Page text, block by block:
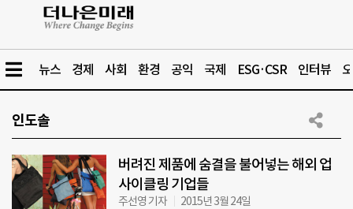
뉴스 경제 사회 환경 공익 국제 ESG·CSR 인터뷰
인도솔
버려진 제품에 숨결을 불어넣는 해외 업
사이클링 기업들
주선영 기자 2015년 3월 24일